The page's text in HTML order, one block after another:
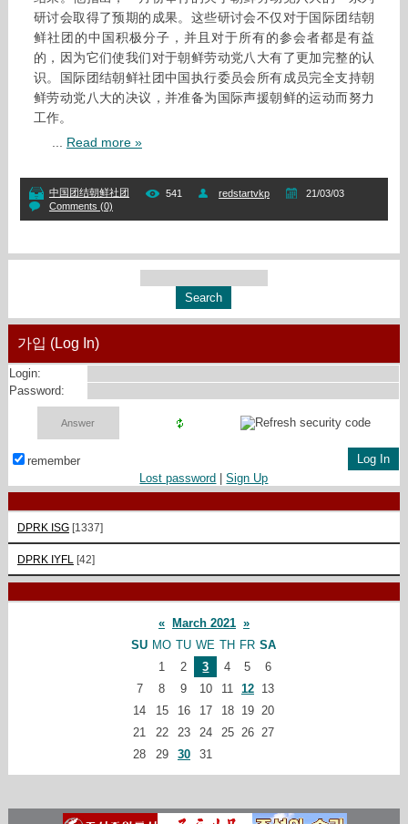
研讨会取得了预期的成果。这些研讨会不仅对于国际团结朝
鲜社团的中国积极分子，并且对于所有的参会者都是有益
的，因为它们使我们对于朝鲜劳动党八大有了更加完整的认
识。国际团结朝鲜社团中国执行委员会所有成员完全支持朝
鲜劳动党八大的决议，并准备为国际声援朝鲜的运动而努力
工作。
Read more »
中国团结朝鲜社团 541 redstartvkp
21/03/03
Comments (0)
가입 (Log In)
Login:
Password:
remember
Lost password |Sign Up
DPRK ISG [1337]
DPRK IYFL [42]
« March 2021 »
SU MO TU WE TH FR SA
1
2 3 4 5
6
7
8 9 10 11 12
13
14
15 16 17 18 19 20
21
22 23 24 25 26 27
28
29 30 31